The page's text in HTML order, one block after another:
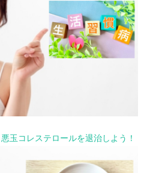
玉コレステロールを退治しよう！